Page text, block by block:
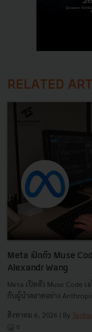
RELATED
Meta เปิดตัว Muse
Alexandr Wang
Meta เปิดตัว Muse Code
กับผู้นำตลาดอย่าง
สิงหาคม 6, 2026 | By
0